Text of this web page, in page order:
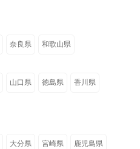
奈良県 和歌山県
山口県 徳島県 香川県
大分県 宮崎県 鹿児島県